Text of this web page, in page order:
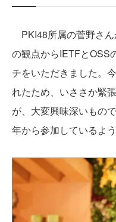
PKI48所属の菅野さ
の観点からIETFとOSS
チをいただきました。
れたため、いささか緊
が、大変興味深いもの
年から参加しているよう